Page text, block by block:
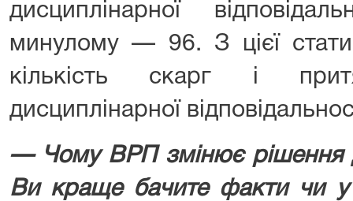
дисциплінарної
минулому — 96. З цієї
кількість скарг і
дисциплінарної
— Чому ВРП змінює рішення
Ви краще бачите факти чи у